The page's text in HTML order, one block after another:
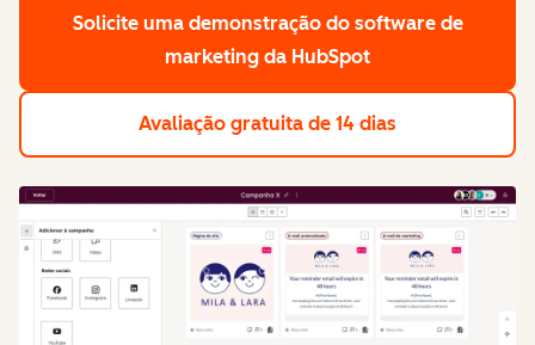
Solicite uma demonstração do software de
marketing da HubSpot
Avaliação gratuita de 14 dias